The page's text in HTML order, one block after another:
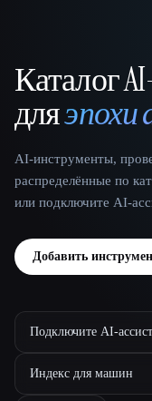
That AI
Каталог
дляэпохи
AI-инструменты,
распределённые по
или подключите AI-
Добавить
Подключите AI-
Индекс для машин